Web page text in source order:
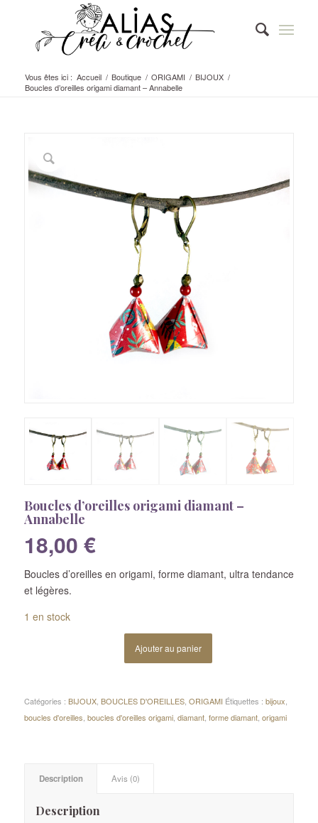
Vous êtes ici : Accueil / Boutique / ORIGAMI / BIJOUX /
Boucles d’oreilles origami diamant – Annabelle
Boucles d’oreilles origami diamant –
Annabelle
18,00 €
Boucles d’oreilles en origami, forme diamant, ultra tendance
et légères.
1 en stock
Ajouter au panier
Catégories : BIJOUX, BOUCLES D'OREILLES, ORIGAMI Étiquettes : bijoux
boucles d'oreilles boucles d'oreilles origami, diamant, forme diamant, origami
Description Avis (0)
Description